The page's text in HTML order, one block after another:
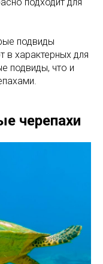
подвиды
в характерных для
подвиды, что и
черепахи